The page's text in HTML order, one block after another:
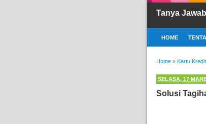
Tanya
HOME
Home » Kartu
SELASA, 17
Solusi